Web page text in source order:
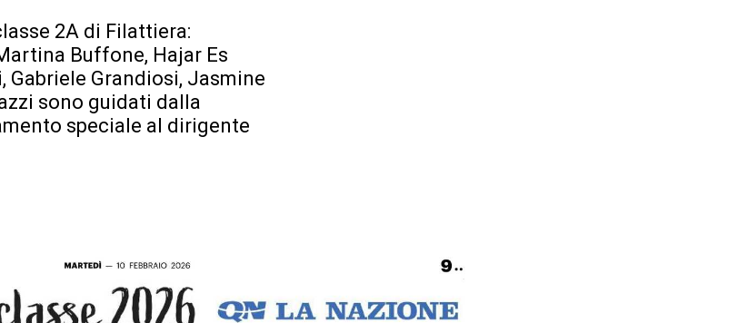
2A di Filattiera:
Buffone, Hajar Es
Gabriele Grandiosi, Jasmine
sono guidati dalla
speciale al dirigente